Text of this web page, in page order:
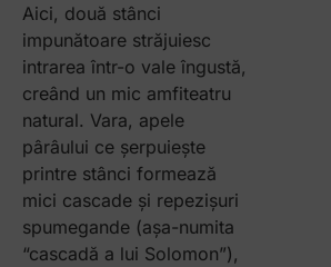
Aici, două stânci
impunătoare străjuiesc
intrarea într-o vale îngustă,
creând un mic amfiteatru
natural. Vara, apele
pârâului ce șerpuiește
printre stânci formează
mici cascade și repezișuri
spumegande (așa-numita
“cascadă a lui Solomon”),